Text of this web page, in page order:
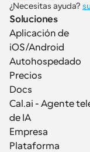
¿Necesitas ayuda?
Soluciones
Aplicación de
iOS/Android
Autohospedado
Precios
Docs
Cal.ai - Agente
de IA
Empresa
Plataforma